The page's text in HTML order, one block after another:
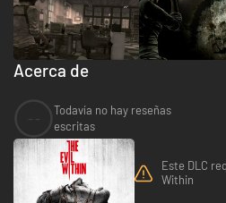
Acerca de
Todavía no hay reseñas
escritas
Este DLC
Within